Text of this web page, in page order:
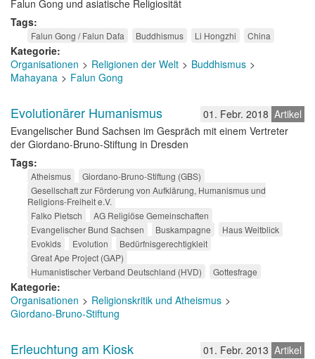
Falun Gong und asiatische Religiosität
Tags
Falun Gong / Falun Dafa Buddhismus Li Hongzhi China
Kategorie
Organisationen
Religionen der Welt
Buddhismus
Mahayana
Falun Gong
Artikel
01. Febr. 2018
Evolutionärer Humanismus
Evangelischer Bund Sachsen im Gespräch mit einem Vertreter
der Giordano-Bruno-Stiftung in Dresden
Tags
Atheismus
Giordano-Bruno-Stiftung (GBS)
Gesellschaft zur Förderung von Aufklärung, Humanismus und
Religions-Freiheit e.V.
Falko Pietsch
AG Religiöse Gemeinschaften
Evangelischer Bund Sachsen
Buskampagne
Haus Weitblick
Evokids
Evolution
Bedürfnisgerechtigkleit
Great Ape Project (GAP)
Humanistischer Verband Deutschland (HVD)
Gottesfrage
Kategorie
Organisationen
Religionskritik und Atheismus
Giordano-Bruno-Stiftung
Artikel
01. Febr. 2013
Erleuchtung am Kiosk